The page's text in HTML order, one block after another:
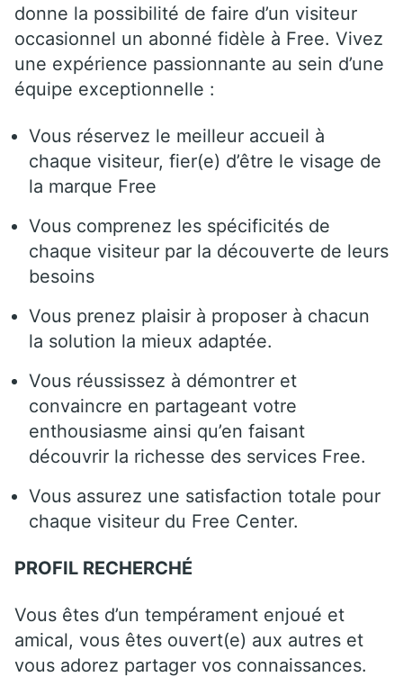
donne la possibilité de faire d’un visiteur
occasionnel un abonné fidèle à Free. Vivez
une expérience passionnante au sein d’une
équipe exceptionnelle :
Vous réservez le meilleur accueil à
chaque visiteur, fier(e) d’être le visage de
la marque Free
Vous comprenez les spécificités de
chaque visiteur par la découverte de leurs
besoins
Vous prenez plaisir à proposer à chacun
la solution la mieux adaptée.
Vous réussissez à démontrer et
convaincre en partageant votre
enthousiasme ainsi qu’en faisant
découvrir la richesse des services Free.
Vous assurez une satisfaction totale pour
chaque visiteur du Free Center.
PROFIL RECHERCHÉ
Vous êtes d’un tempérament enjoué et
amical, vous êtes ouvert(e) aux autres et
vous adorez partager vos connaissances.